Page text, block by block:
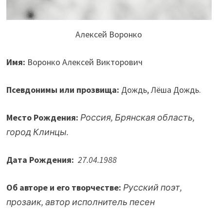
Алексей Воронко
Имя: Воронко Алексей Викторович
Псевдонимы или прозвища: Дождь, Лёша Дождь.
Место Рождения: Россия, Брянская область,
город Клинцы.
Дата Рождения: 27.04.1988
Об авторе и его творчестве: Русский поэт,
прозаик, автор исполнитель песен